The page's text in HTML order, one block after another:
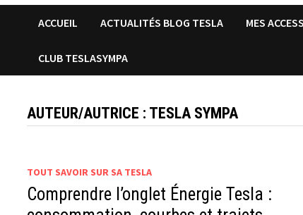
ACCUEIL ACTUALITÉS BLOG TESLA MES
CLUB TESLASYMPA
AUTEUR/AUTRICE : TESLA SYMPA
TOUT SAVOIR SUR SA TESLA
Comprendre l’onglet Énergie Tesla :